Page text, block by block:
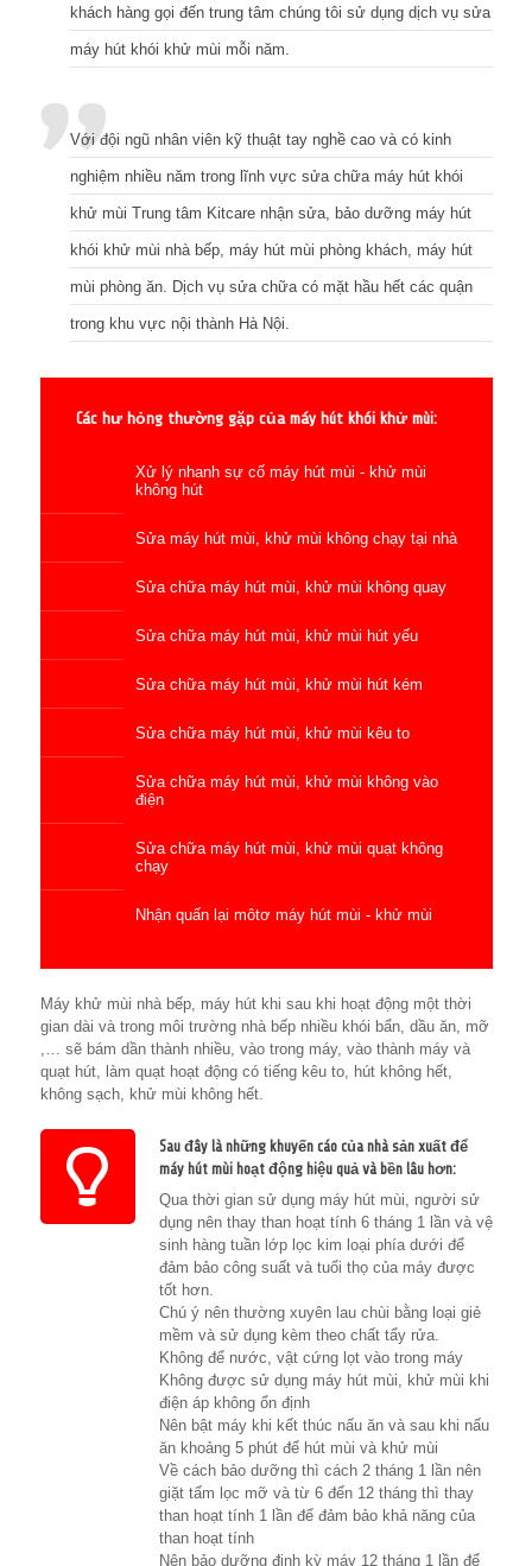
khách hàng gọi đến trung tâm chúng tôi sử dụng dịch vụ sửa
máy hút khói khử mùi mỗi năm.
Với đội ngũ nhân viên kỹ thuật tay nghề cao và có kinh
nghiệm nhiều năm trong lĩnh vực sửa chữa máy hút khói
khử mùi Trung tâm Kitcare nhận sửa, bảo dưỡng máy hút
khói khử mùi nhà bếp, máy hút mùi phòng khách, máy hút
mùi phòng ăn. Dịch vụ sửa chữa có mặt hầu hết các quận
trong khu vực nội thành Hà Nội.
Các hư hỏng thường gặp của máy hút khói khử mùi:
Xử lý nhanh sự cố máy hút mùi - khử mùi
không hút
Sửa máy hút mùi, khử mùi không chạy tại nhà
Sửa chữa máy hút mùi, khử mùi không quay
Sửa chữa máy hút mùi, khử mùi hút yếu
Sửa chữa máy hút mùi, khử mùi hút kém
Sửa chữa máy hút mùi, khử mùi kêu to
Sửa chữa máy hút mùi, khử mùi không vào
điện
Sửa chữa máy hút mùi, khử mùi quạt không
chạy
Nhận quấn lại môtơ máy hút mùi - khử mùi
Máy khử mùi nhà bếp, máy hút khi sau khi hoạt động một thời
gian dài và trong môi trường nhà bếp nhiều khói bẩn, dầu ăn, mỡ
,… sẽ bám dần thành nhiều, vào trong máy, vào thành máy và
quạt hút, làm quạt hoạt động có tiếng kêu to, hút không hết,
không sạch, khử mùi không hết.
Sau đây là những khuyến cáo của nhà sản xuất để
máy hút mùi hoạt động hiệu quả và bền lâu hơn:
Qua thời gian sử dụng máy hút mùi, người sử
dụng nên thay than hoạt tính 6 tháng 1 lần và vệ
sinh hàng tuần lớp lọc kim loại phía dưới để
đảm bảo công suất và tuổi thọ của máy được
tốt hơn.
Chú ý nên thường xuyên lau chùi bằng loại giẻ
mềm và sử dụng kèm theo chất tẩy rửa.
Không để nước, vật cứng lọt vào trong máy
Không được sử dụng máy hút mùi, khử mùi khi
điện áp không ổn định
Nên bật máy khi kết thúc nấu ăn và sau khi nấu
ăn khoảng 5 phút để hút mùi và khử mùi
Về cách bảo dưỡng thì cách 2 tháng 1 lần nên
giặt tấm lọc mỡ và từ 6 đến 12 tháng thì thay
than hoạt tính 1 lần để đảm bảo khả năng của
than hoạt tính
Nên bảo dưỡng định kỳ máy 12 tháng 1 lần để